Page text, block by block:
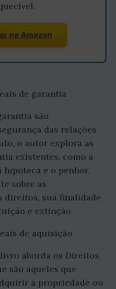
na Amazon
de garantia
são
das relações
o autor explora as
existentes, como a
e o penhor.
sobre as
direitos, sua finalidade
e extinção.
de aquisição
aborda os Direitos
são aqueles que
a propriedade ou